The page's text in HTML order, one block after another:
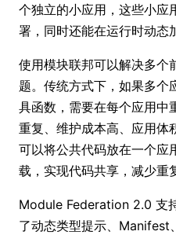
个独立的小应用，这些小应
署，同时还能在运行时动态
使用模块联邦可以解决多个
题。传统方式下，如果多个
具函数，需要在每个应用中
重复、维护成本高、应用体
可以将公共代码放在一个应
载，实现代码共享，减少重
Module Federation 2.0 支
了动态类型提示、